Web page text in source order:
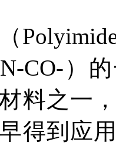
CO-）
料之一
得到应